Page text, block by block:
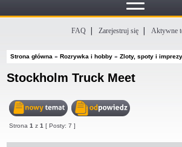
FAQ Zarejestruj się Aktywne
Strona główna »Rozrywka i hobby »Zloty, spoty i imprezy
Stockholm Truck Meet
temat
Strona1 z1 [ Posty: 7 ]